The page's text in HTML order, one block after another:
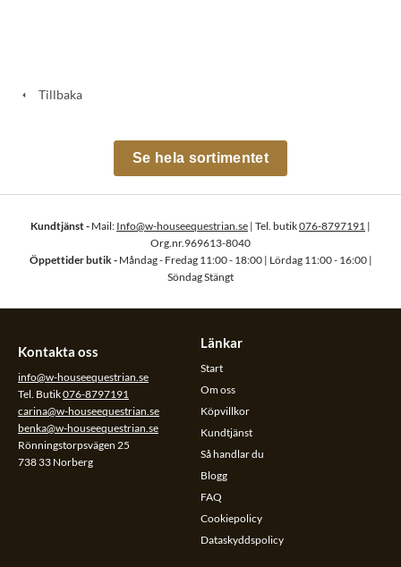
Tillbaka
Se hela sortimentet
Kundtjänst - Mail: Info@w-houseequestrian.se | Tel. butik076-8797191 |
Org.nr.969613-8040
Öppettider butik - Måndag - Fredag 11:00 - 18:00 | Lördag 11:00 - 16:00 |
Söndag Stängt
Kontakta oss
info@w-houseequestrian.se
Tel. Butik076-8797191
carina@w-houseequestrian.se
benka@w-houseequestrian.se
Rönningstorpsvägen 25
738 33 Norberg
Länkar
Start
Om oss
Köpvillkor
Kundtjänst
Så handlar du
Blogg
FAQ
Cookiepolicy
Dataskyddspolicy